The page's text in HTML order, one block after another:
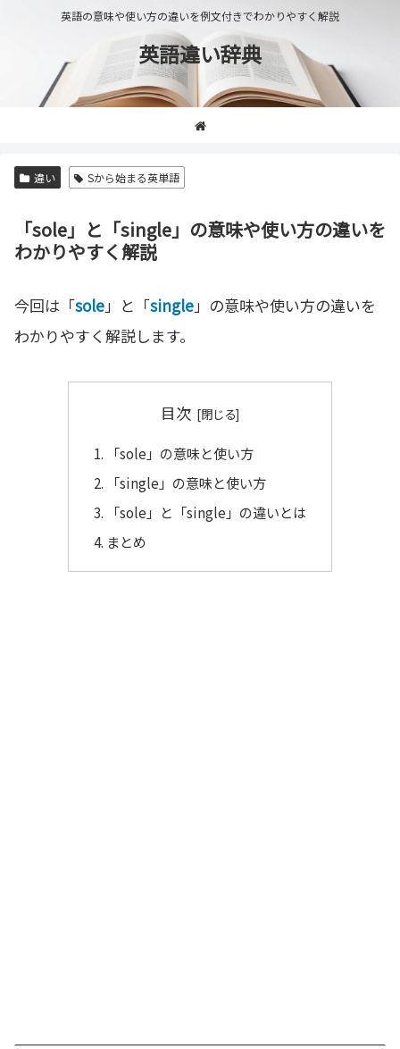
英語の意味や使い方の違いを例文付きでわかりやすく解説
英語違い辞典
違い Sから始まる英単語
「sole」と「single」の意味や使い方の違いを
わかりやすく解説
今回は「sole」と「single」の意味や使い方の違いを
わかりやすく解説します。
目次
「sole」の意味と使い方
「single」の意味と使い方
「sole」と「single」の違いとは
まとめ